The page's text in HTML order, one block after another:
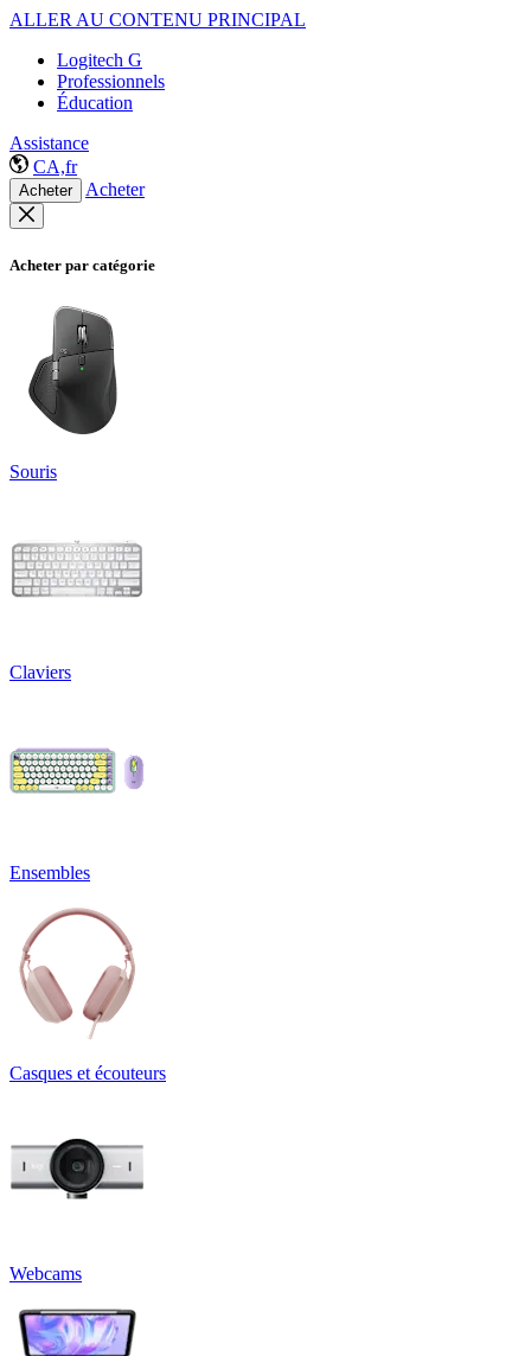
ALLER AU CONTENU PRINCIPAL
Logitech G
Professionnels
Éducation
Assistance
CA,fr
Acheter Acheter
Acheter par catégorie
Souris
Claviers
Ensembles
Casques et écouteurs
Webcams